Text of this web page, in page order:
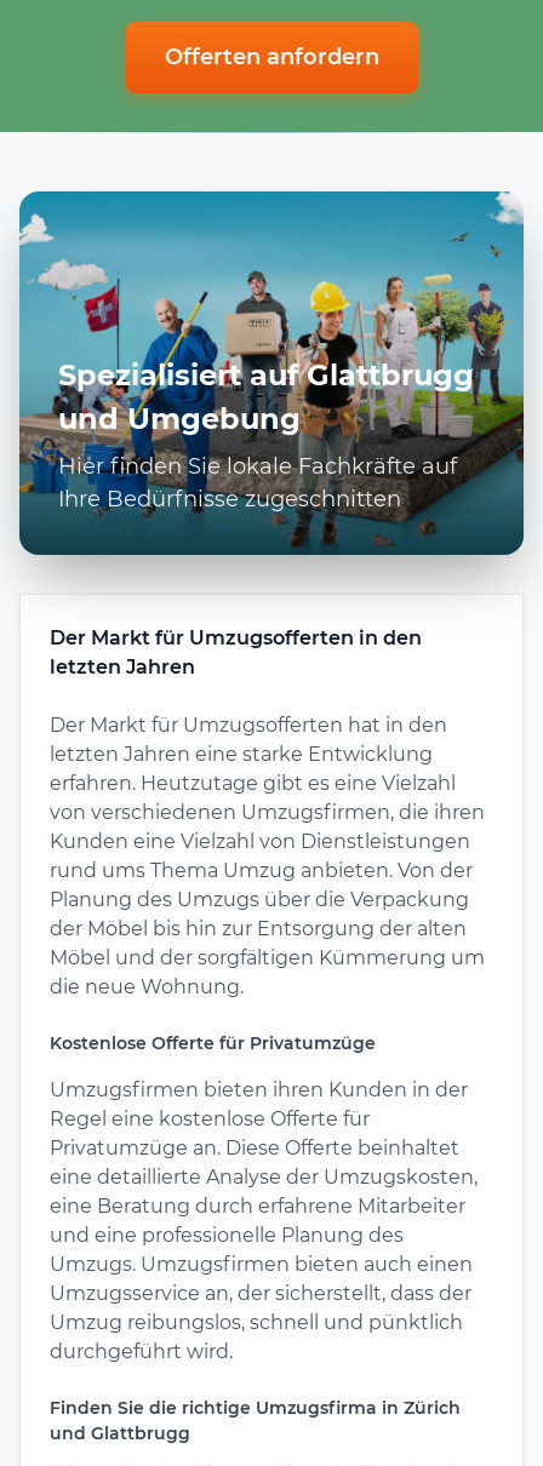
Offerten anfordern
Spezialisiert auf Glattbrugg
und Umgebung
Hier finden Sie lokale Fachkräfte auf
Ihre Bedürfnisse zugeschnitten
Der Markt für Umzugsofferten in den
letzten Jahren
Der Markt für Umzugsofferten hat in den
letzten Jahren eine starke Entwicklung
erfahren. Heutzutage gibt es eine Vielzahl
von verschiedenen Umzugsfirmen, die ihren
Kunden eine Vielzahl von Dienstleistungen
rund ums Thema Umzug anbieten. Von der
Planung des Umzugs über die Verpackung
der Möbel bis hin zur Entsorgung der alten
Möbel und der sorgfältigen Kümmerung um
die neue Wohnung.
Kostenlose Offerte für Privatumzüge
Umzugsfirmen bieten ihren Kunden in der
Regel eine kostenlose Offerte für
Privatumzüge an. Diese Offerte beinhaltet
eine detaillierte Analyse der Umzugskosten,
eine Beratung durch erfahrene Mitarbeiter
und eine professionelle Planung des
Umzugs. Umzugsfirmen bieten auch einen
Umzugsservice an, der sicherstellt, dass der
Umzug reibungslos, schnell und pünktlich
durchgeführt wird.
Finden Sie die richtige Umzugsfirma in Zürich
und Glattbrugg